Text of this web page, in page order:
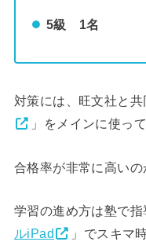
5級 1名
対策には、旺文社と共
」をメインに使っ
合格率が非常に高いの
学習の進め方は塾で
ルiPad
」でスキマ